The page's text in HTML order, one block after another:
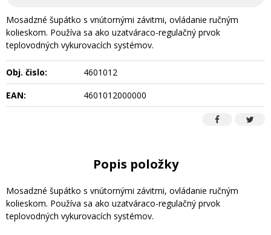
Mosadzné šupátko s vnútornými závitmi, ovládanie ručným
kolieskom. Používa sa ako uzatváraco-regulačný prvok
teplovodných vykurovacích systémov.
Obj. čislo:
4601012
EAN:
4601012000000
Popis položky
Mosadzné šupátko s vnútornými závitmi, ovládanie ručným
kolieskom. Používa sa ako uzatváraco-regulačný prvok
teplovodných vykurovacích systémov.